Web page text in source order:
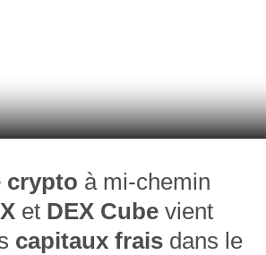
crypto à mi-chemin
et DEX Cube vient
capitaux frais dans le